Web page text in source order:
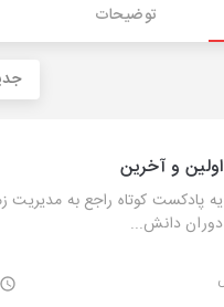
توضیحات
اولین و آخرین
یه پادکست کوتاه راجع به مدیریت
دوران دانش...